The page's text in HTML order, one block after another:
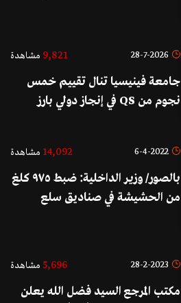
28-7-2026
9,821 مشاهدة
جامعة فينيسيا تنال تقييم خمس
نجوم من QS في إنجاز دولي بارز
6-4-2022
14,092 مشاهدة
بالصور/ وزير الداخلية: ضبط ٩٧٥ كلغ
من الحشيشة في صناديق سلع
28-2-2023
5,696 مشاهدة
مكتب المرجع السيد فضل الله يعلن